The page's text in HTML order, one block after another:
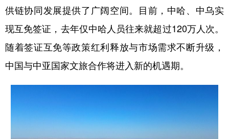
供链协同发展提供了广阔空间。目前，中哈、中乌实
现互免签证，去年仅中哈人员往来就超过120万人次。
随着签证互免等政策红利释放与市场需求不断升级，
中国与中亚国家文旅合作将进入新的机遇期。